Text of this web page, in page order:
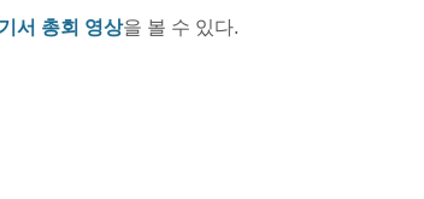
서 총회 영상을 볼 수 있다.